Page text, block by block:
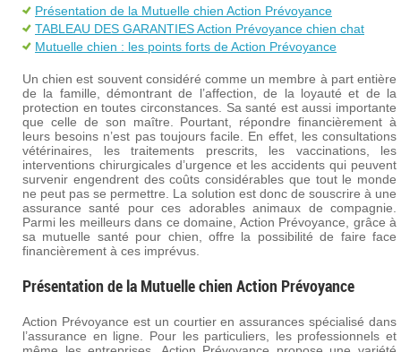
Présentation de la Mutuelle chien Action Prévoyance
TABLEAU DES GARANTIES Action Prévoyance chien chat
Mutuelle chien : les points forts de Action Prévoyance
Un chien est souvent considéré comme un membre à part entière
de la famille, démontrant de l’affection, de la loyauté et de la
protection en toutes circonstances. Sa santé est aussi importante
que celle de son maître. Pourtant, répondre financièrement à
leurs besoins n’est pas toujours facile. En effet, les consultations
vétérinaires, les traitements prescrits, les vaccinations, les
interventions chirurgicales d’urgence et les accidents qui peuvent
survenir engendrent des coûts considérables que tout le monde
ne peut pas se permettre. La solution est donc de souscrire à une
assurance santé pour ces adorables animaux de compagnie.
Parmi les meilleurs dans ce domaine, Action Prévoyance, grâce à
sa mutuelle santé pour chien, offre la possibilité de faire face
financièrement à ces imprévus.
Présentation de la Mutuelle chien Action Prévoyance
Action Prévoyance est un courtier en assurances spécialisé dans
l’assurance en ligne. Pour les particuliers, les professionnels et